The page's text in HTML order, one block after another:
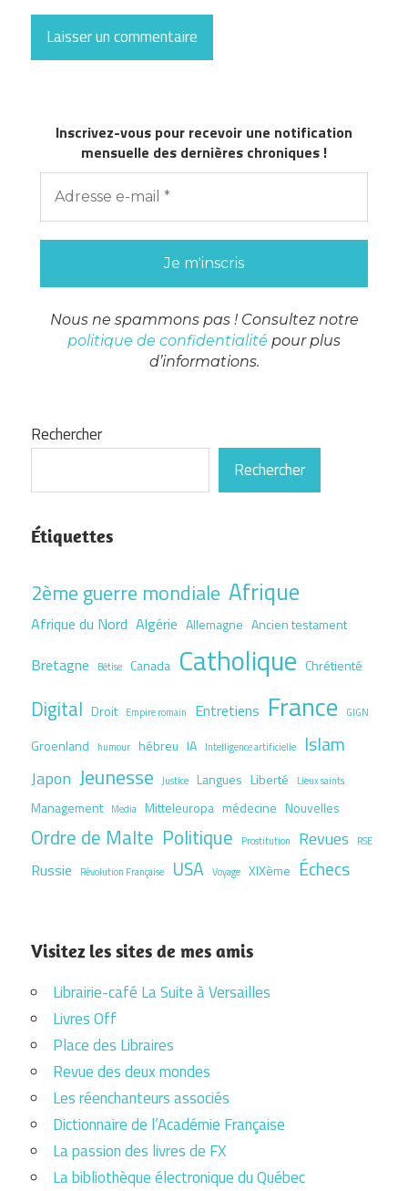
Inscrivez-vous pour recevoir une notification
mensuelle des dernières chroniques !
Nous ne spammons pas ! Consultez notre
politique de confidentialité pour plus
d’informations.
Rechercher
Rechercher
Étiquettes
2ème guerre mondiale Afrique
Afrique du Nord Algérie Allemagne Ancien testament
Bretagne Bêtise Canada Catholique Chrétienté
Digital Droit Empire romain Entretiens France GIGN
Groenland humour hébreu IA Intelligence artificielle Islam
Japon Jeunesse Justice Langues Liberté Lieux saints
Management Media Mitteleuropa médecine Nouvelles
Ordre de Malte Politique Prostitution Revues RSE
Russie Révolution Française USA Voyage XIXème Échecs
Visitez les sites de mes amis
Librairie-café La Suite à Versailles
Livres Off
Place des Libraires
Revue des deux mondes
Les réenchanteurs associés
Dictionnaire de l’Académie Française
La passion des livres de FX
La bibliothèque électronique du Québec